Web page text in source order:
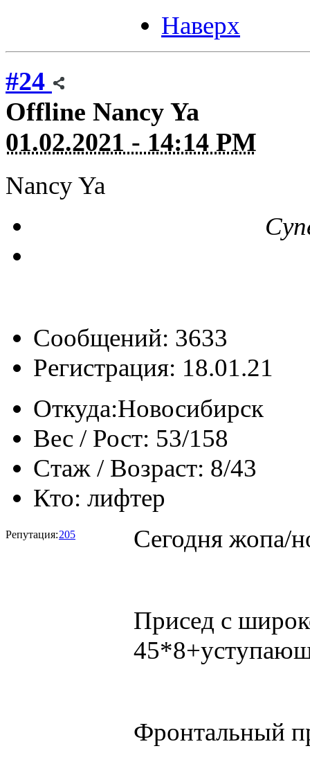
Наверх
#24
Offline Nancy Ya
01.02.2021 - 14:14 PM
Nancy Ya
Сообщений: 3633
Регистрация: 18.01.21
Откуда:Новосибирск
Вес / Рост: 53/158
Стаж / Возраст: 8/43
Кто: лифтер
Репутация:205 Сегодня жопа/
Присед с
Фронтальный